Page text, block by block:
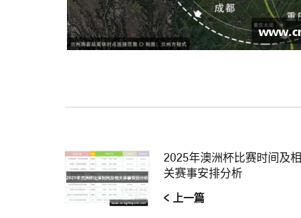
2025年澳洲杯比赛时间及相
关赛事安排分析
< 上一篇